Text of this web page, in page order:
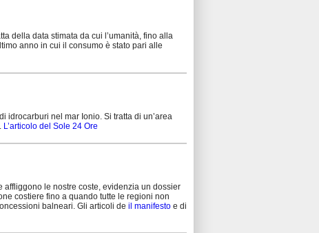
della data stimata da cui l’umanità, fino alla
anno in cui il consumo è stato pari alle
idrocarburi nel mar Ionio. Si tratta di un’area
L’articolo del Sole 24 Ore
affliggono le nostre coste, evidenzia un dossier
costiere fino a quando tutte le regioni non
balneari. Gli articoli de il manifesto e di